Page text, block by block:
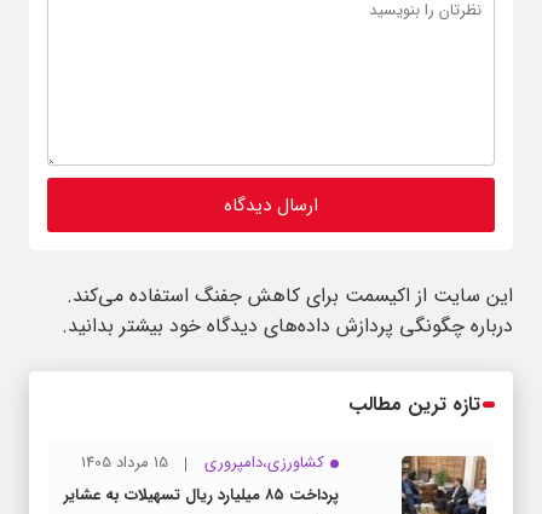
این سایت از اکیسمت برای کاهش جفنگ استفاده می‌کند.
درباره چگونگی پردازش داده‌های دیدگاه خود بیشتر بدانید.
تازه ترین مطالب
کشاورزی،دامپروری
15 مرداد 1405
پرداخت ۸۵ میلیارد ریال تسهیلات به عشایر